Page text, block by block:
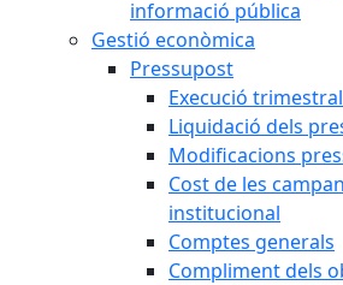
informació pública
Gestió econòmica
Pressupost
Execució
Liquidació dels
Modificacions
Cost de les
institucional
Comptes generals
Compliment dels